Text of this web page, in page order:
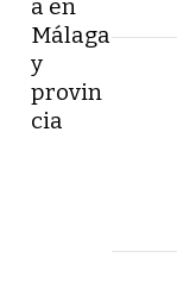
a en
Málaga
y
provin
cia